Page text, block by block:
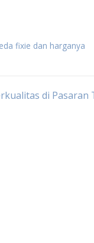
fixie dan harganya
di Pasaran